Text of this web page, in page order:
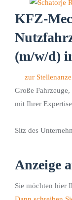
KFZ-
(m/w/d)
zur
Große
mit Ihrer
Sitz des
Anzeige
Sie möchten hier